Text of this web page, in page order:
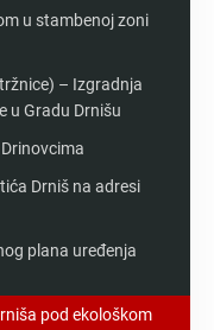
u stambenoj zoni
– Izgradnja
u Gradu Drnišu
Drniš na adresi
plana uređenja
pod ekološkom